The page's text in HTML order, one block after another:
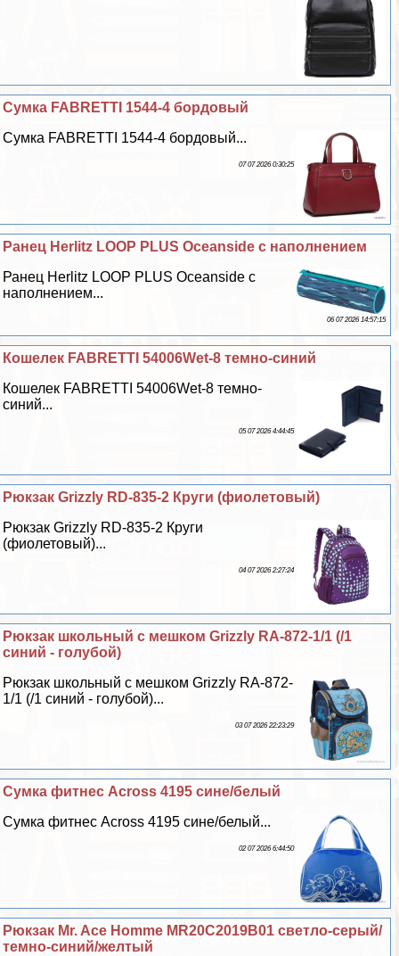
Сумка FABRETTI 1544-4 бордовый
Сумка FABRETTI 1544-4 бордовый...
07 07 2026 0:30:25
Ранец Herlitz LOOP PLUS Oceanside с наполнением
Ранец Herlitz LOOP PLUS Oceanside с
наполнением...
06 07 2026 14:57:15
Кошелек FABRETTI 54006Wet-8 темно-синий
Кошелек FABRETTI 54006Wet-8 темно-
синий...
05 07 2026 4:44:45
Рюкзак Grizzly RD-835-2 Круги (фиолетовый)
Рюкзак Grizzly RD-835-2 Круги
(фиолетовый)...
04 07 2026 2:27:24
Рюкзак школьный с мешком Grizzly RA-872-1/1 (/1
синий - гoлyбой)
Рюкзак школьный с мешком Grizzly RA-872-
1/1 (/1 синий - гoлyбой)...
03 07 2026 22:23:29
Сумка фитнес Across 4195 сине/белый
Сумка фитнес Across 4195 сине/белый...
02 07 2026 6:44:50
Рюкзак Mr. Ace Homme MR20C2019B01 светло-серый/
темно-синий/желтый